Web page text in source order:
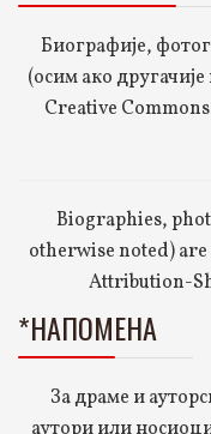
Биографије,
(осим ако
Creative
Biographies,
otherwise noted)
Attribution-
*НАПОМЕНА
За драме и